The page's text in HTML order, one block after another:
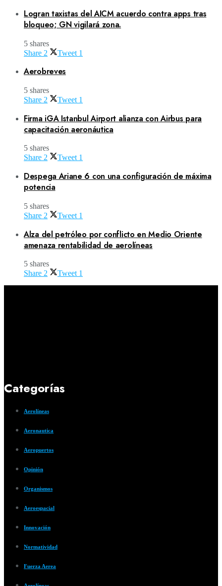
Logran taxistas del AICM acuerdo contra apps tras
bloqueo; GN vigilará zona.
5 shares
Share 2 Tweet 1
Aerobreves
5 shares
Share 2 Tweet 1
Firma iGA Istanbul Airport alianza con Airbus para
capacitación aeronáutica
5 shares
Share 2 Tweet 1
Despega Ariane 6 con una configuración de máxima
potencia
5 shares
Share 2 Tweet 1
Alza del petróleo por conflicto en Medio Oriente
amenaza rentabilidad de aerolíneas
5 shares
Share 2 Tweet 1
Categorías
Aerolíneas
Aeronautica
Aeropuertos
Opinión
Organismos
Aeroespacial
Innovación
Normatividad
Fuerza Aerea